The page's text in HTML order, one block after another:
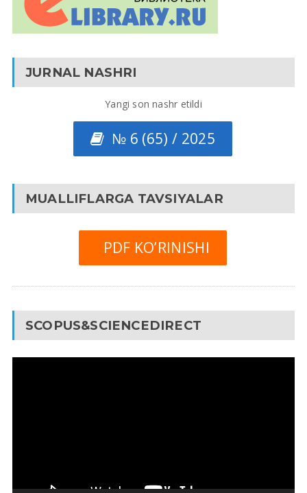
JURNAL NASHRI
Yangi son nashr etildi
№ 6 (65) / 2025
MUALLIFLARGA TAVSIYALAR
PDF KO’RINISHI
SCOPUS&SCIENCEDIRECT